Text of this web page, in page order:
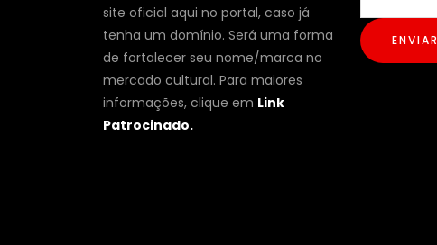
site oficial aqui no portal, caso já
tenha um domínio. Será uma forma
de fortalecer seu nome/marca no
mercado cultural. Para maiores
informações, clique em Link
Patrocinado.
ENVIAR